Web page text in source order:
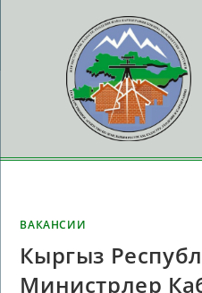
ВАКАНСИИ
Кыргыз
Министрлер